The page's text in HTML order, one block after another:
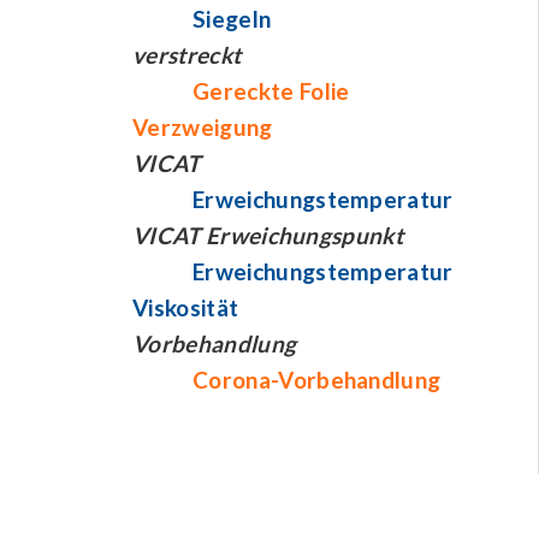
Siegeln
verstreckt
Gereckte Folie
Verzweigung
VICAT
Erweichungstemperatur
VICAT Erweichungspunkt
Erweichungstemperatur
Viskosität
Vorbehandlung
Corona-Vorbehandlung